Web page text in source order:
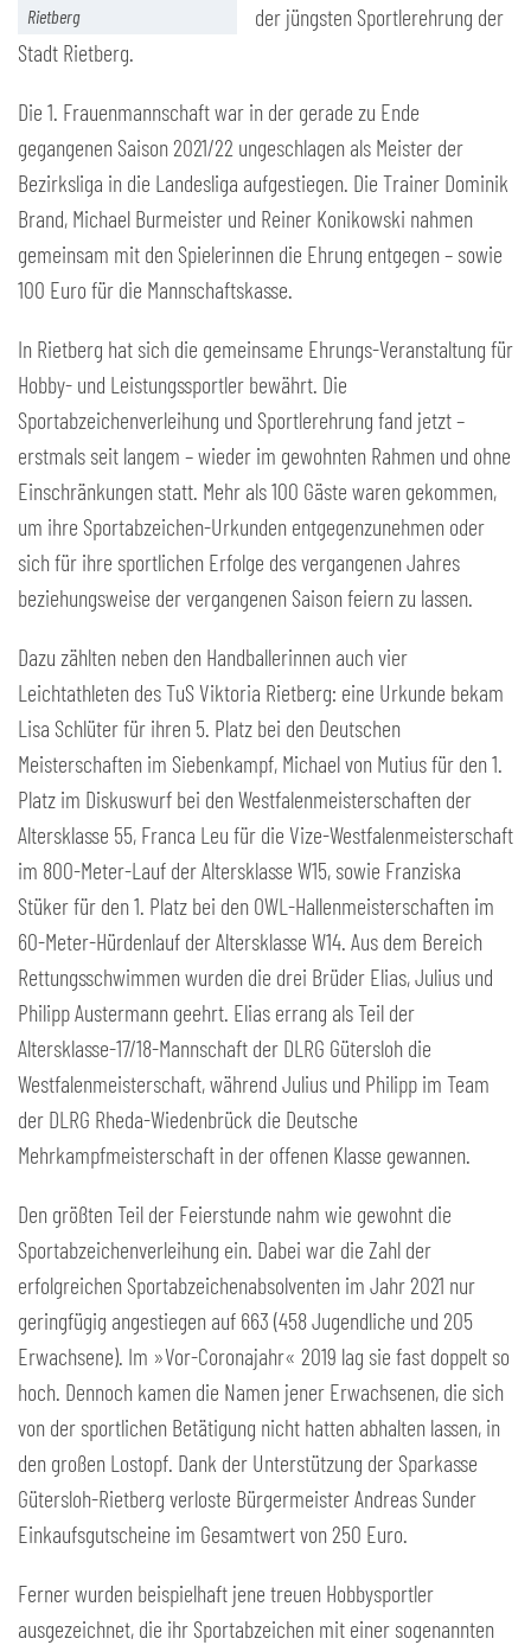
Rietberg
der jüngsten Sportlerehrung der
Stadt Rietberg.
Die 1. Frauenmannschaft war in der gerade zu Ende
gegangenen Saison 2021/22 ungeschlagen als Meister der
Bezirksliga in die Landesliga aufgestiegen. Die Trainer Dominik
Brand, Michael Burmeister und Reiner Konikowski nahmen
gemeinsam mit den Spielerinnen die Ehrung entgegen – sowie
100 Euro für die Mannschaftskasse.
In Rietberg hat sich die gemeinsame Ehrungs-Veranstaltung für
Hobby- und Leistungssportler bewährt. Die
Sportabzeichenverleihung und Sportlerehrung fand jetzt –
erstmals seit langem – wieder im gewohnten Rahmen und ohne
Einschränkungen statt. Mehr als 100 Gäste waren gekommen,
um ihre Sportabzeichen-Urkunden entgegenzunehmen oder
sich für ihre sportlichen Erfolge des vergangenen Jahres
beziehungsweise der vergangenen Saison feiern zu lassen.
Dazu zählten neben den Handballerinnen auch vier
Leichtathleten des TuS Viktoria Rietberg: eine Urkunde bekam
Lisa Schlüter für ihren 5. Platz bei den Deutschen
Meisterschaften im Siebenkampf, Michael von Mutius für den 1.
Platz im Diskuswurf bei den Westfalenmeisterschaften der
Altersklasse 55, Franca Leu für die Vize-Westfalenmeisterschaft
im 800-Meter-Lauf der Altersklasse W15, sowie Franziska
Stüker für den 1. Platz bei den OWL-Hallenmeisterschaften im
60-Meter-Hürdenlauf der Altersklasse W14. Aus dem Bereich
Rettungsschwimmen wurden die drei Brüder Elias, Julius und
Philipp Austermann geehrt. Elias errang als Teil der
Altersklasse-17/18-Mannschaft der DLRG Gütersloh die
Westfalenmeisterschaft, während Julius und Philipp im Team
der DLRG Rheda-Wiedenbrück die Deutsche
Mehrkampfmeisterschaft in der offenen Klasse gewannen.
Den größten Teil der Feierstunde nahm wie gewohnt die
Sportabzeichenverleihung ein. Dabei war die Zahl der
erfolgreichen Sportabzeichenabsolventen im Jahr 2021 nur
geringfügig angestiegen auf 663 (458 Jugendliche und 205
Erwachsene). Im »Vor-Coronajahr« 2019 lag sie fast doppelt so
hoch. Dennoch kamen die Namen jener Erwachsenen, die sich
von der sportlichen Betätigung nicht hatten abhalten lassen, in
den großen Lostopf. Dank der Unterstützung der Sparkasse
Gütersloh-Rietberg verloste Bürgermeister Andreas Sunder
Einkaufsgutscheine im Gesamtwert von 250 Euro.
Ferner wurden beispielhaft jene treuen Hobbysportler
ausgezeichnet, die ihr Sportabzeichen mit einer sogenannten